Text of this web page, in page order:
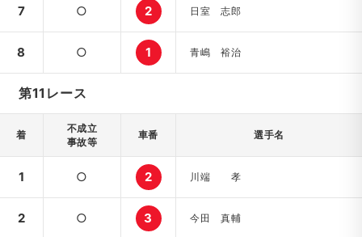
7 ○ 2 日室 志郎
8 ○ 1 青嶋 裕治
第11レース
着
不成立
事故等
車番 選手名
1 ○ 2 川端 孝
2 ○ 3 今田 真輔